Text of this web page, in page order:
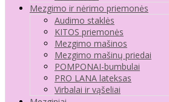
Mezgimo ir nėrimo priemonės
Audimo staklės
KITOS priemonės
Mezgimo mašinos
Mezgimo mašinų priedai
POMPONAI-bumbulai
PRO LANA lateksas
Virbalai ir vąšeliai